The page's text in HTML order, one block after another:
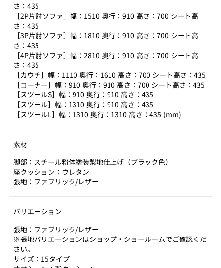
さ：435
［2P片肘ソファ］幅：1510 奥行：910 高さ：700 シート高
さ：435
［3P片肘ソファ］幅：1810 奥行：910 高さ：700 シート高
さ：435
［4P片肘ソファ］幅：2810 奥行：910 高さ：700 シート高
さ：435
［カウチ］幅：1110 奥行：1610 高さ：700 シート高さ：435
［コーナー］幅：910 奥行：910 高さ：700 シート高さ：435
［スツールS］幅：910 奥行：910 高さ：435
［スツール］幅：1310 奥行：910 高さ：435
［スツールL］幅：1310 奥行：1310 高さ：435 (mm)
素材
脚部：スチール粉体塗装梨地仕上げ（ブラック色）
座クッション：ウレタン
張地：ファブリック/レザー
バリエーション
張地：ファブリック/レザー
※張地バリエーションはショップ・ショールームでご確認くだ
さい。
サイズ：15タイプ